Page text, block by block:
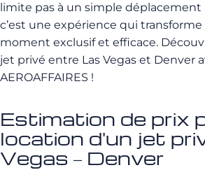
limite pas à un simple déplacement
c’est une expérience qui
moment exclusif et efficace.
jet privé entre Las Vegas et Denver
AEROAFFAIRES !
Estimation de prix
location d'un jet
Vegas – Denver